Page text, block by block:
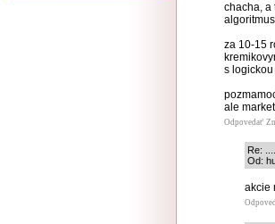
chacha, a
za 10-15
s
ale
Odpovedať
Re: .....
Od:
akcie